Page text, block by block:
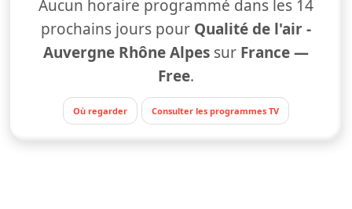
Aucun horaire programmé dans les 14
prochains jours pour Qualité de l'air -
Auvergne Rhône Alpes sur France —
Free.
Où regarder Consulter les programmes TV